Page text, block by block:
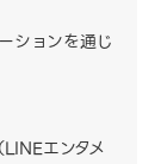
ションを通じ
エンタメ